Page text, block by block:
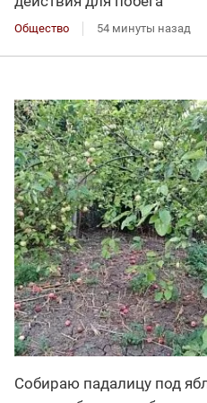
Общество 54 минуты назад
Собираю падалицу под